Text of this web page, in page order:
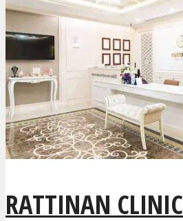
RATTINAN CLINIC